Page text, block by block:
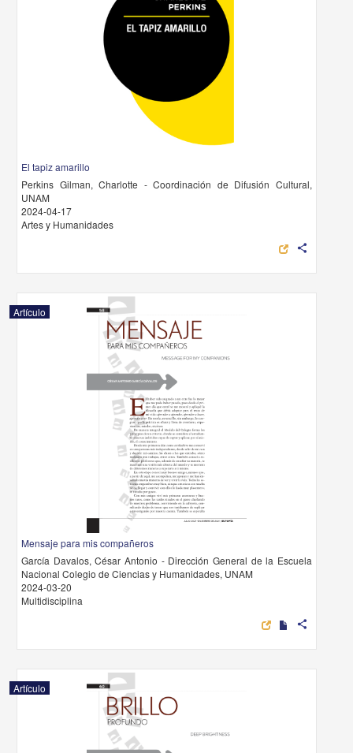
El tapiz amarillo
Perkins Gilman, Charlotte - Coordinación de Difusión Cultural,
UNAM
2024-04-17
Artes y Humanidades
share
Artículo
Mensaje para mis compañeros
García Davalos, César Antonio - Dirección General de la Escuela
Nacional Colegio de Ciencias y Humanidades, UNAM
2024-03-20
Multidisciplina
share
Artículo